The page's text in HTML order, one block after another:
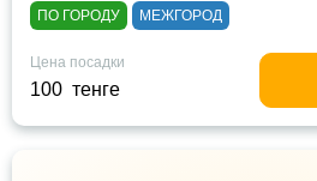
ПО ГОРОДУ МЕЖГОРОД
Цена посадки
100 тенге